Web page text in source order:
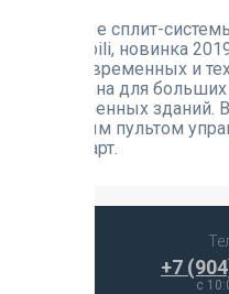
Канальные сплит-
Canalizzabili, новинка
самых современных и
разработана для
промышленных зданий.
проводным пультом
Авторестарт.
+7
c